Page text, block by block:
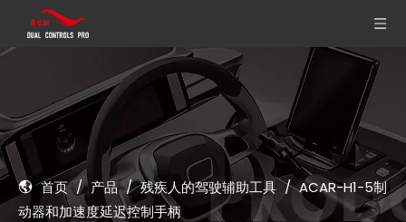
首页 / 产品 / 残疾人的驾驶辅助工具 / ACAR-H1-5制
动器和加速度延迟控制手柄